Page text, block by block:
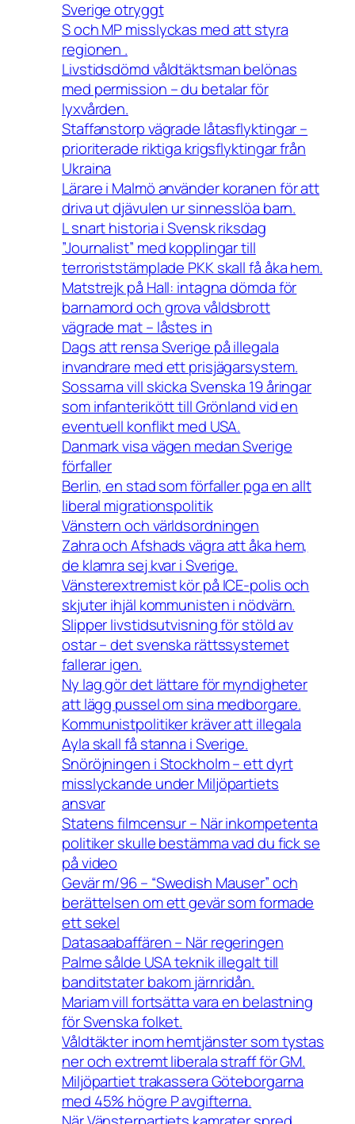
Sverige otryggt
S och MP misslyckas med att styra
regionen .
Livstidsdömd våldtäktsman belönas
med permission – du betalar för
lyxvården.
Staffanstorp vägrade låtasflyktingar –
prioriterade riktiga krigsflyktingar från
Ukraina
Lärare i Malmö använder koranen för att
driva ut djävulen ur sinnesslöa barn.
L snart historia i Svensk riksdag
”Journalist” med kopplingar till
terroriststämplade PKK skall få åka hem.
Matstrejk på Hall: intagna dömda för
barnamord och grova våldsbrott
vägrade mat – låstes in
Dags att rensa Sverige på illegala
invandrare med ett prisjägarsystem.
Sossarna vill skicka Svenska 19 åringar
som infanterikött till Grönland vid en
eventuell konflikt med USA.
Danmark visa vägen medan Sverige
förfaller
Berlin, en stad som förfaller pga en allt
liberal migrationspolitik
Vänstern och världsordningen
Zahra och Afshads vägra att åka hem,
de klamra sej kvar i Sverige.
Vänsterextremist kör på ICE-polis och
skjuter ihjäl kommunisten i nödvärn.
Slipper livstidsutvisning för stöld av
ostar – det svenska rättssystemet
fallerar igen.
Ny lag gör det lättare för myndigheter
att lägg pussel om sina medborgare.
Kommunistpolitiker kräver att illegala
Ayla skall få stanna i Sverige.
Snöröjningen i Stockholm – ett dyrt
misslyckande under Miljöpartiets
ansvar
Statens filmcensur – När inkompetenta
politiker skulle bestämma vad du fick se
på video
Gevär m/96 – “Swedish Mauser” och
berättelsen om ett gevär som formade
ett sekel
Datasaabaffären – När regeringen
Palme sålde USA teknik illegalt till
banditstater bakom järnridån.
Mariam vill fortsätta vara en belastning
för Svenska folket.
Våldtäkter inom hemtjänster som tystas
ner och extremt liberala straff för GM.
Miljöpartiet trakassera Göteborgarna
med 45% högre P avgifterna.